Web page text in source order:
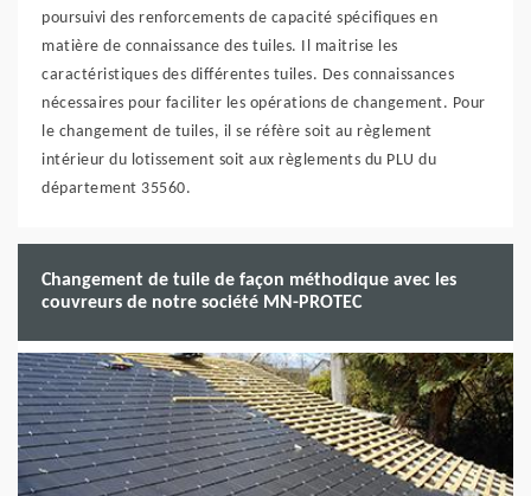
poursuivi des renforcements de capacité spécifiques en
matière de connaissance des tuiles. Il maitrise les
caractéristiques des différentes tuiles. Des connaissances
nécessaires pour faciliter les opérations de changement. Pour
le changement de tuiles, il se réfère soit au règlement
intérieur du lotissement soit aux règlements du PLU du
département 35560.
Changement de tuile de façon méthodique avec les
couvreurs de notre société MN-PROTEC